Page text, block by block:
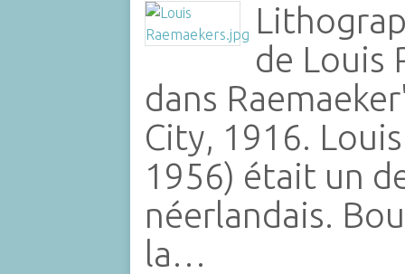
de Louis
dans
City, 1916.
1956) était un
néerlandais.
la…